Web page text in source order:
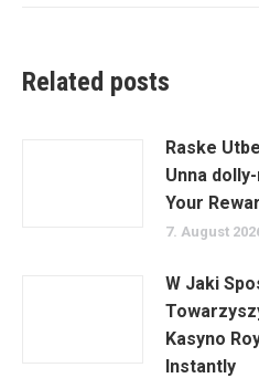
Related posts
Raske
Unna
Your
7. August
W Jaki
Kasyno
Instantly